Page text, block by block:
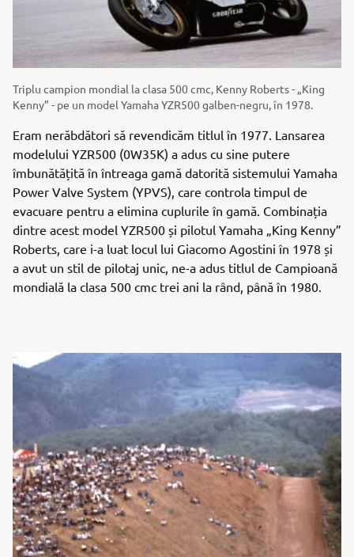
Triplu campion mondial la clasa 500 cmc, Kenny Roberts - „King
Kenny” - pe un model Yamaha YZR500 galben-negru, în 1978.
Eram nerăbdători să revendicăm titlul în 1977. Lansarea
modelului YZR500 (0W35K) a adus cu sine putere
îmbunătățită în întreaga gamă datorită sistemului Yamaha
Power Valve System (YPVS), care controla timpul de
evacuare pentru a elimina cuplurile în gamă. Combinația
dintre acest model YZR500 și pilotul Yamaha „King Kenny”
Roberts, care i-a luat locul lui Giacomo Agostini în 1978 și
a avut un stil de pilotaj unic, ne-a adus titlul de Campioană
mondială la clasa 500 cmc trei ani la rând, până în 1980.